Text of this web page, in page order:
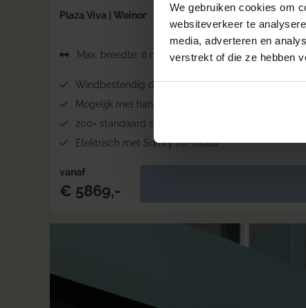
We gebruiken cookies om
websiteverkeer te
media, adverteren en
verstrekt of die ze hebben
Plaza Viva | Weinor
Max. breedte: 6 meter
Windbestendig dankzij zip-technologie
Mogelijk met handmatige volant
200+ standaard systeemkleuren
Elektrisch met Somfy I.O. motor
vanaf
€ 5869,-